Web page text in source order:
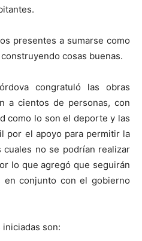
presentes a sumarse como
cosas buenas.
congratuló las obras
a cientos de personas, con
como lo son el deporte y las
por el apoyo para permitir la
no se podrían realizar
lo que agregó que seguirán
en conjunto con el gobierno
iniciadas son: